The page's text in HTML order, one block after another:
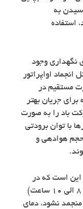
به
استفاده
نگهداری وجود
اواپراتور
مستقیم در
جریان بهتر
باد را به صورت
با توان برودتی
حجم هوادهی و
این است که در
تونل، انجماد محصول در زمان کمی (مثل 8 الی 10 ساعت)
نشود، دمای